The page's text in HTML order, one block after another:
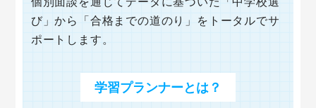
び」から「合格までの道のり」をトータルでサ
ポートします。
学習プランナーとは？